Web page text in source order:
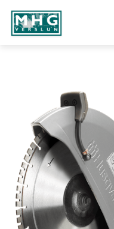
Fara